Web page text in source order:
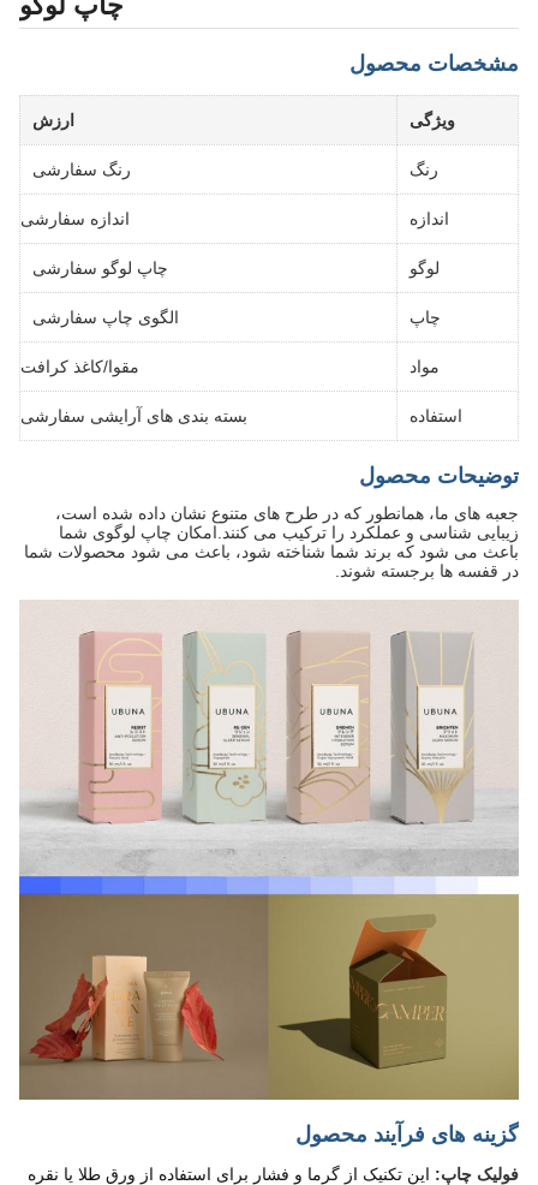
مشخصات محصول
ویژگی ارزش
رنگ رنگ سفارشی
اندازه اندازه سفارشی
لوگو چاپ لوگو سفارشی
چاپ الگوی چاپ سفارشی
مواد مقوا/کاغذ کرافت
استفاده بسته بندی های آرایشی سفارشی
توضیحات محصول
جعبه های ما، همانطور که در طرح های متنوع نشان داده شده است،
زیبایی شناسی و عملکرد را ترکیب می کنند.امکان چاپ لوگوی شما
باعث می شود که برند شما شناخته شود، باعث می شود محصولات شما
در قفسه ها برجسته شوند.
گزینه های فرآیند محصول
فولیک چاپ: